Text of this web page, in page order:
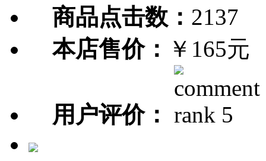
商品点击数： 2137
本店售价： ￥165元
用户评价：